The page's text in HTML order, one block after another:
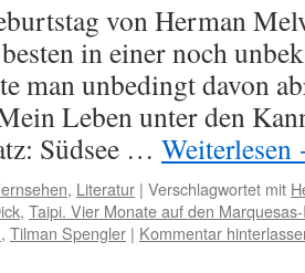
von Herman
in einer noch
man unbedingt davon
Leben unter den
Südsee … Weiterlesen
, Literatur | Verschlagwortet mit
, Taipi. Vier Monate auf den
, Tilman Spengler | Kommentar